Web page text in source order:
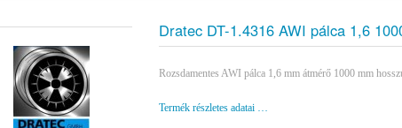
Dratec DT-1.4316 AWI pálca 1,6
Rozsdamentes AWI pálca 1,6 mm átmérő 1000 mm
Termék részletes adatai …